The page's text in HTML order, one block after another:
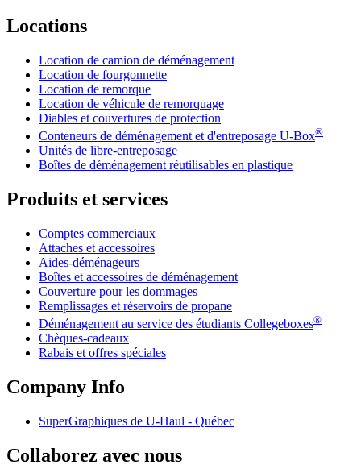
Locations
Location de camion de déménagement
Location de fourgonnette
Location de remorque
Location de véhicule de remorquage
Diables et couvertures de protection
Conteneurs de déménagement et d'entreposage U-Box®
Unités de libre-entreposage
Boîtes de déménagement réutilisables en plastique
Produits et services
Comptes commerciaux
Attaches et accessoires
Aides-déménageurs
Boîtes et accessoires de déménagement
Couverture pour les dommages
Remplissages et réservoirs de propane
Déménagement au service des étudiants Collegeboxes®
Chèques-cadeaux
Rabais et offres spéciales
Company Info
SuperGraphiques de U-Haul - Québec
Collaborez avec nous